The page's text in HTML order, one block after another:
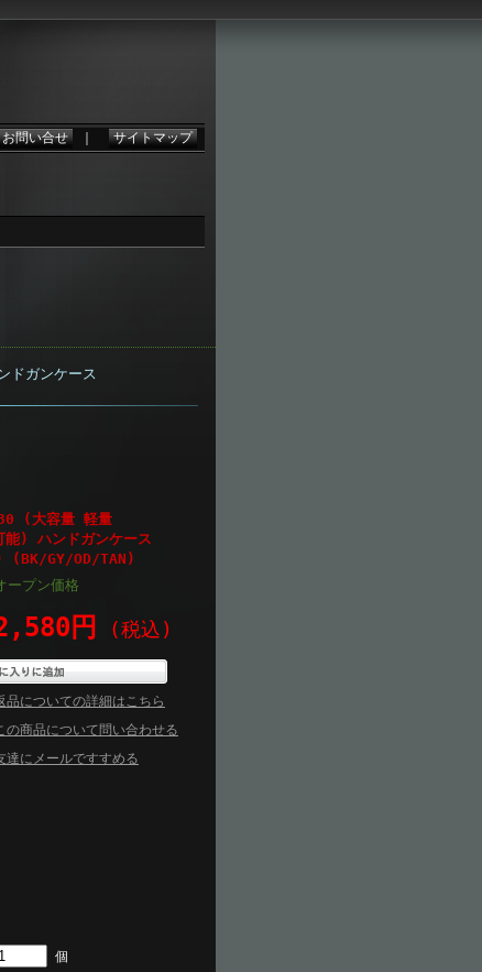
お問い合せ サイトマップ
ガンケース
30 (大容量 軽量
) ハンドガンケース
(BK/GY/OD/TAN)
ープン価格
円 (税込)
品についての詳細はこちら
の商品について問い合わせる
達にメールですすめる
個